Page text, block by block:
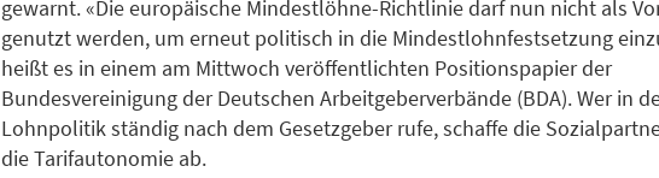
gewarnt. «Die europäische Mindestlöhne-Richtlinie darf nun nicht als
genutzt werden, um erneut politisch in die Mindestlohnfestsetzung
heißt es in einem am Mittwoch veröffentlichten Positionspapier der
Bundesvereinigung der Deutschen Arbeitgeberverbände (BDA). Wer in
Lohnpolitik ständig nach dem Gesetzgeber rufe, schaffe die
die Tarifautonomie ab.